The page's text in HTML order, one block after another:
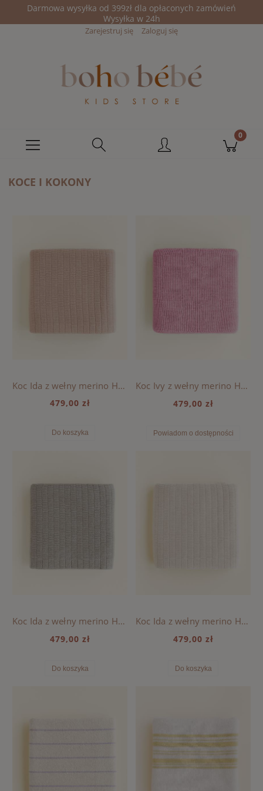
Darmowa wysyłka od 399zł dla opłaconych zamówień
Wysyłka w 24h
Zarejestruj się Zaloguj się
KOCE I KOKONY
Koc Ida z wełny merino HVID - Apricot
479,00 zł
Do koszyka
Koc Ivy z wełny merino HVID - Cotton candy
479,00 zł
Powiadom o dostępności
Koc Ida z wełny merino HVID - Pebble
479,00 zł
Do koszyka
Koc Ida z wełny merino HVID - Cream
479,00 zł
Do koszyka